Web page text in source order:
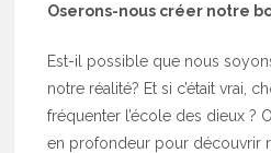
Oserons-nous créer notre
Est-il possible que nous
notre réalité? Et si c’était vrai,
fréquenter l’école des dieux ?
en profondeur pour découvrir